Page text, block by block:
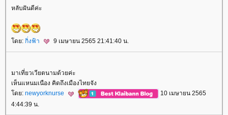
หลับฝันดีค่ะ
ดย: กิ่งฟ้า 9 เมษายน 2565 21:41:40 น.
มาเที่ยวเวียตนามด้วยค่ะ
เห็นแหนมเนือง คิดถึงเมืองไทยจัง
ดย: newyorknurse
10 เมษายน 2565
4:44:39 น.